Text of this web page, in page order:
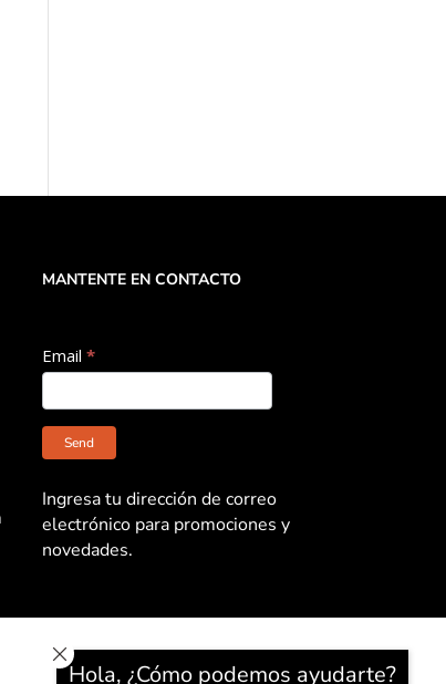
MANTENTE EN CONTACTO
email
Email *
Send
Ingresa tu dirección de correo
electrónico para promociones y
novedades.
Hola, ¿Cómo podemos ayudarte?